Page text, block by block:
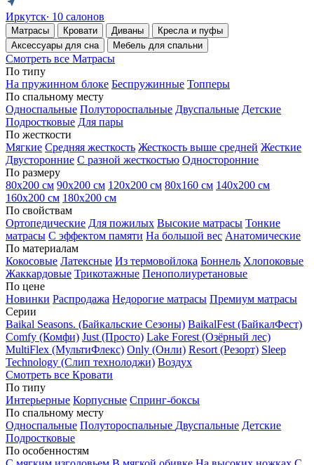
Иркутск∙ 10 салонов
Матрасы Кровати Диваны
Кресла и пуфы
Аксессуары для сна
Мебель для спальни
Смотреть все Матрасы
По типу
На пружинном блоке Беспружинные Топперы
По спальному месту
Односпальные Полутороспальные Двуспальные Детские
Подростковые Для пары
По жесткости
Мягкие Средняя жесткость Жесткость выше средней Жесткие
Двусторонние С разной жесткостью Односторонние
По размеру
80х200 см 90х200 см 120х200 см 80х160 см 140х200 см
160х200 см 180х200 см
По свойствам
Ортопедические Для пожилых Высокие матрасы Тонкие
матрасы С эффектом памяти На большой вес Анатомические
По материалам
Кокосовые Латексные Из термовойлока Боннель Хлопоковые
Жаккардовые Трикотажные Пенополиуретановые
По цене
Новинки Распродажа Недорогие матрасы Премиум матрасы
Серии
Baikal Seasons. (Байкальские Сезоны) BaikalFest (БайкалФест)
Comfy (Комфи) Just (Просто) Lake Forest (Озёрный лес)
MultiFlex (МультиФлекс) Only (Онли) Resort (Резорт) Sleep
Technology (Слип технолоджи) Воздух
Смотреть все Кровати
По типу
Интерьерные Корпусные Спринг-боксы
По спальному месту
Односпальные Полутороспальные Двуспальные Детские
Подростковые
По особенностям